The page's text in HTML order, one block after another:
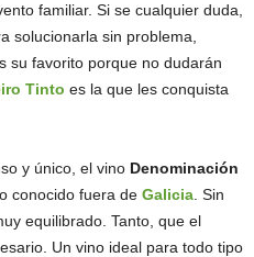
familiar. Si se cualquier duda,
solucionarla sin problema,
su favorito porque no dudarán
Tinto es la que les conquista
y único, el vino Denominación
conocido fuera de Galicia . Sin
equilibrado. Tanto, que el
Un vino ideal para todo tipo